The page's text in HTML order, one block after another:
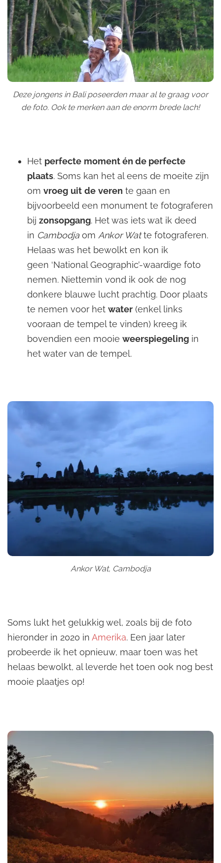
Deze jongens in Bali poseerden maar al te graag voor
de foto. Ook te merken aan de enorm brede lach!
Het perfecte moment én de perfecte
plaats. Soms kan het al eens de moeite zijn
om vroeg uit de veren te gaan en
bijvoorbeeld een monument te fotograferen
bij zonsopgang. Het was iets wat ik deed
in Cambodja om Ankor Watte fotograferen.
Helaas was het bewolkt en kon ik
geen ‘National Geographic’-waardige foto
nemen. Niettemin vond ik ook de nog
donkere blauwe lucht prachtig. Door plaats
te nemen voor het water (enkel links
vooraan de tempel te vinden) kreeg ik
bovendien een mooie weerspiegeling in
het water van de tempel.
Ankor Wat, Cambodja
Soms lukt het gelukkig wel, zoals bij de foto
hieronder in 2020 in Amerika. Een jaar later
probeerde ik het opnieuw, maar toen was het
helaas bewolkt, al leverde het toen ook nog best
mooie plaatjes op!